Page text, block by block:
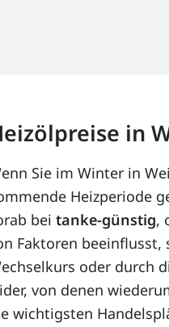
in
Sie im Winter in
Heizperiode
beitanke-günstig,
Faktoren beeinflusst,
oder durch
von denen
wichtigsten